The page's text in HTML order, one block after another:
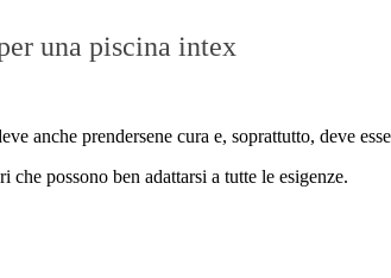
una piscina intex
anche prendersene cura e, soprattutto, deve
che possono ben adattarsi a tutte le esigenze.